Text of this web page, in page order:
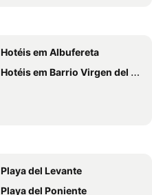
Hotel La Milagrosa
Hotel Bonalba Alicante
Hotel Serawa Alicante
Hotéis em Albufereta
Hotéis em Barrio Virgen del Carmen
Playa del Levante
Playa del Poniente